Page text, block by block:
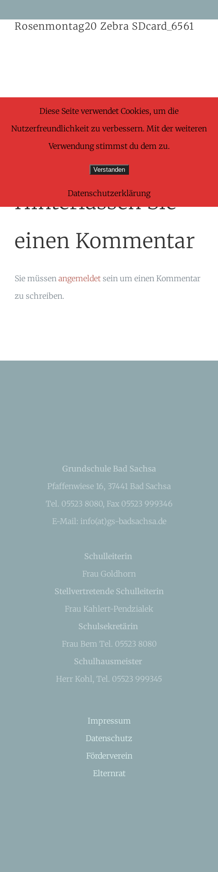
Rosenmontag20 Zebra SDcard_6561
Mail
Hinterlassen Sie
einen Kommentar
Sie müssen angemeldet sein um einen Kommentar
zu schreiben.
Grundschule Bad Sachsa
Pfaffenwiese 16, 37441 Bad Sachsa
Tel. 05523 8080, Fax 05523 999346
E-Mail: info(at)gs-badsachsa.de
Schulleiterin
Frau Goldhorn
Stellvertretende Schulleiterin
Frau Kahlert-Pendzialek
Schulsekretärin
Frau Bem Tel. 05523 8080
Schulhausmeister
Herr Kohl, Tel. 05523 999345
Impressum
Datenschutz
Förderverein
Elternrat
Diese Seite verwendet Cookies, um die
Nutzerfreundlichkeit zu verbessern. Mit der weiteren
Verwendung stimmst du dem zu.
Verstanden
Datenschutzerklärung